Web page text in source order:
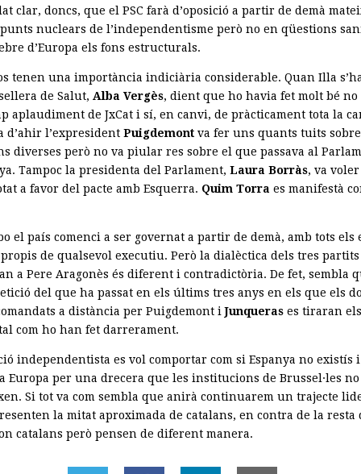
clar, doncs, que el PSC farà d’oposició a partir de demà
nuclears de l’independentisme però no en qüestions
d’Europa els fons estructurals.
tenen una importància indiciària considerable. Quan Illa
de Salut, Alba Vergès, dient que ho havia fet molt bé no
aplaudiment de JxCat i sí, en canvi, de pràcticament tota la
d’ahir l’expresident Puigdemont va fer uns quants tuits sobre
diverses però no va piular res sobre el que passava al
Tampoc la presidenta del Parlament, Laura Borràs, va
a favor del pacte amb Esquerra. Quim Torra es manifestà
el país comenci a ser governat a partir de demà, amb tots els
de qualsevol executiu. Però la dialèctica dels tres
a Pere Aragonès és diferent i contradictòria. De fet, sembla
del que ha passat en els últims tres anys en els que els
a distància per Puigdemont iJunqueras es tiraran
com ho han fet darrerament.
independentista es vol comportar com si Espanya no existís
Europa per una drecera que les institucions de Brussel·les no
Si tot va com sembla que anirà continuarem un trajecte
la mitat aproximada de catalans, en contra de la resta
catalans però pensen de diferent manera.